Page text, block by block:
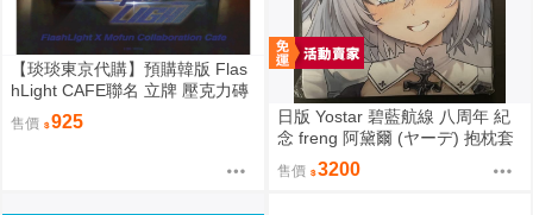
【琰琰東京代購】預購韓版 Flas
hLight CAFE聯名 立牌 壓克力磚
小卡 19R 明信片組 插圖卡組 收
藏冊 艾倫 有鎮
售價 925
日版 Yostar 碧藍航線 八周年 紀
念 freng 阿黛爾 (ヤーデ) 抱枕套
C108
售價 3200